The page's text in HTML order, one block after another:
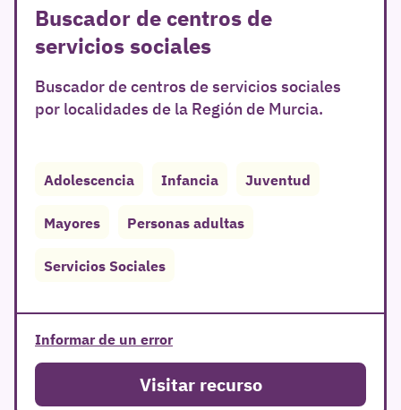
Buscador de centros de
servicios sociales
Buscador de centros de servicios sociales
por localidades de la Región de Murcia.
Adolescencia Infancia Juventud
Mayores Personas adultas
Servicios Sociales
Informar de un error
Visitar recurso